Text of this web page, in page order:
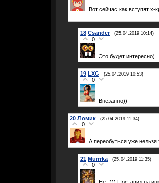
Вот сейчас как вступят
18 Csander (25.04.2019 10:14)
0
Это будет интересно)
19 LXG (25.04.2019 10:53)
0
Внезапно))
20 Ломик (25.04.2019 11:34)
0
А переобуться уже нельзя
21 Murrrka (25.04.2019 11:35)
0